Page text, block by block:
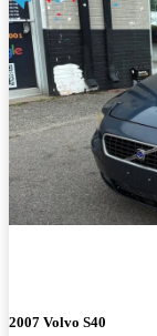
2007 Volvo S40